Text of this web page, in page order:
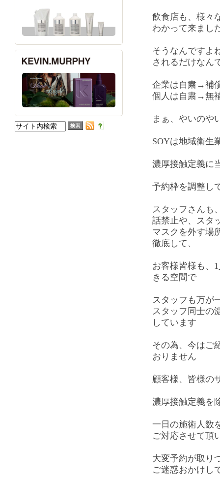
飲食店も、様々
わかって来まし
そうなんですよ
されるだけなん
企業は自粛→補
個人は自粛→無
まぁ、やいのや
SOYは地域衛生
濃厚接触定義に
予約枠を調整し
スタッフさんも
話禁止や、スタ
マスクを外す場
徹底して、
お客様皆様も、
きる空間で
スタッフも万が
スタッフ同士の
しています
その為、今はご
おりません
顧客様、皆様の
濃厚接触定義を
一日の施術人数
ご対応させて頂
大変予約が取り
ご迷惑おかけし